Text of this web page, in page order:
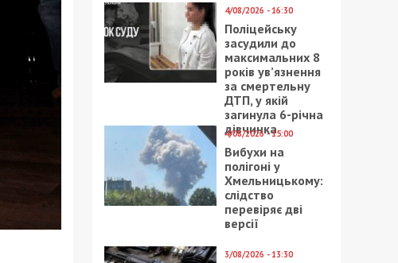
4/08/2026 - 16:30
Поліцейську
засудили до
максимальних 8
років ув’язнення
за смертельну
ДТП, у якій
загинула 6-річна
дівчинка
4/08/2026 - 15:00
Вибухи на
полігоні у
Хмельницькому:
слідство
перевіряє дві
версії
3/08/2026 - 13:30